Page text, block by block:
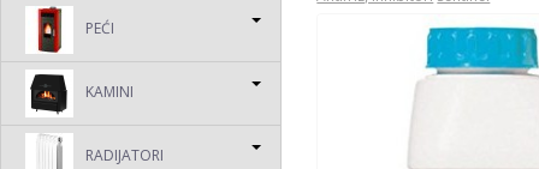
PEĆI
KAMINI
RADIJATORI